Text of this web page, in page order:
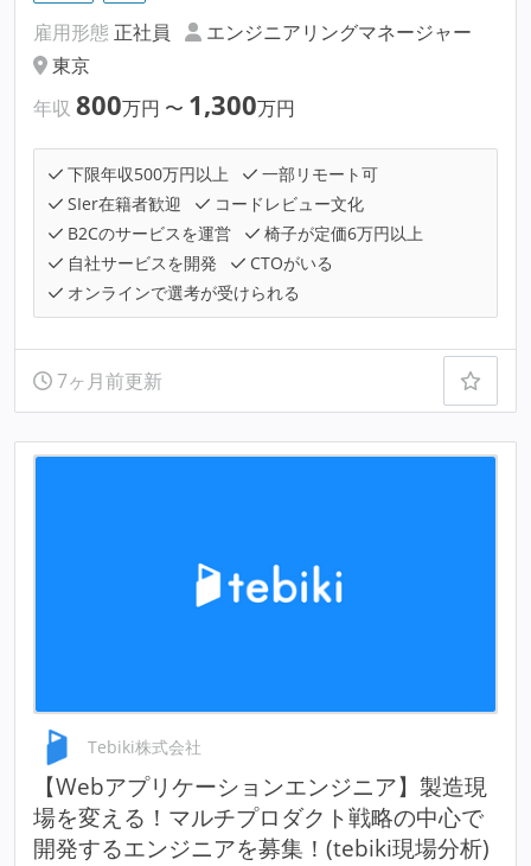
雇用形態 正社員
エンジニアリングマネージャー
東京
年収 800万円 〜 1,300万円
下限年収500万円以上
一部リモート可
SIer在籍者歓迎
コードレビュー文化
B2Cのサービスを運営
椅子が定価6万円以上
自社サービスを開発
CTOがいる
オンラインで選考が受けられる
7ヶ月前更新
Tebiki株式会社
【Webアプリケーションエンジニア】製造現
場を変える！マルチプロダクト戦略の中心で
開発するエンジニアを募集！(tebiki現場分析)